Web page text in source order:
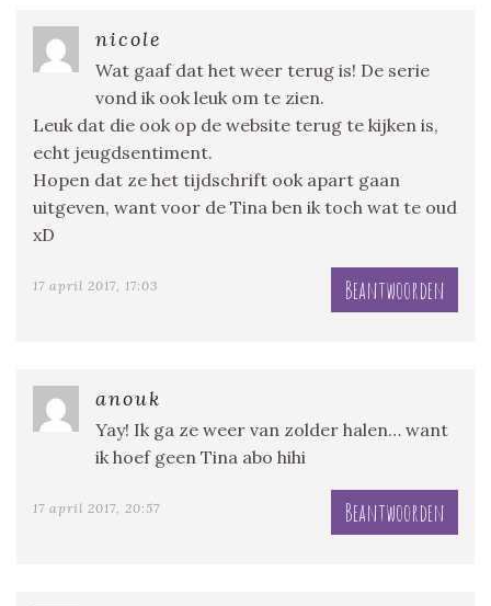
nicole
Wat gaaf dat het weer terug is! De serie
vond ik ook leuk om te zien.
Leuk dat die ook op de website terug te kijken is,
echt jeugdsentiment.
Hopen dat ze het tijdschrift ook apart gaan
uitgeven, want voor de Tina ben ik toch wat te oud
xD
17 april 2017, 17:03 Beantwoorden
anouk
Yay! Ik ga ze weer van zolder halen… want
ik hoef geen Tina abo hihi
17 april 2017, 20:57 Beantwoorden